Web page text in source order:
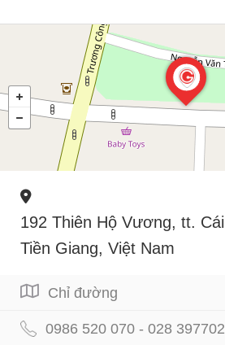
192 Thiên Hộ Vương, tt.
Tiền Giang, Việt Nam
Chỉ đường
0986 520 070 - 028